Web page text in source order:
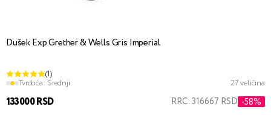
Dušek Exp Grether & Wells Gris Imperial
(1)
Tvrdoća: Srednji 27 veličina
133000 RSD RRC: 316667 RSD -58%